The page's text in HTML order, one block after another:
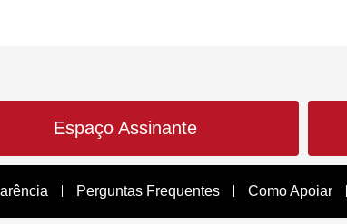
Espaço Assinante
Perguntas Frequentes Como Apoiar